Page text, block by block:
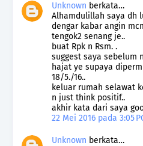
Unknown berkata…
Alhamdulillah saya dh
dengar kabar angin
tengok2 senang je..
buat Rpk n Rsm. .
suggest saya
hajat ye supaya
18/5./16..
keluar rumah selawat
n just think positif..
akhir kata dari saya
22 Mei 2016 pada 3:05
Unknown berkata…